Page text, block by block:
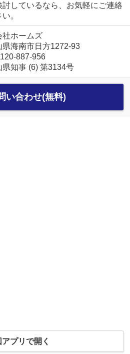
討しているなら、お気軽にご連絡
。
社ホームズ
県海南市日方1272-93
887-956
県知事 (6) 第3134号
い合わせ(無料)
プリで開く